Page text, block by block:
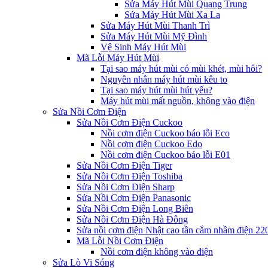
Sửa Máy Hút Mùi Quang Trung
Sửa Máy Hút Mùi Xa La
Sửa Máy Hút Mùi Thanh Trì
Sửa Máy Hút Mùi Mỹ Đình
Vệ Sinh Máy Hút Mùi
Mã Lỗi Máy Hút Mùi
Tại sao máy hút mùi có mùi khét, mùi hôi?
Nguyên nhân máy hút mùi kêu to
Tại sao máy hút mùi hút yếu?
Máy hút mùi mất nguồn, không vào điện
Sửa Nồi Cơm Điện
Sửa Nồi Cơm Điện Cuckoo
Nồi cơm điện Cuckoo báo lỗi Eco
Nồi cơm điện Cuckoo Edo
Nồi cơm điện Cuckoo báo lỗi E01
Sửa Nồi Cơm Điện Tiger
Sửa Nồi Cơm Điện Toshiba
Sửa Nồi Cơm Điện Sharp
Sửa Nồi Cơm Điện Panasonic
Sửa Nồi Cơm Điện Long Biên
Sửa Nồi Cơm Điện Hà Đông
Sửa nồi cơm điện Nhật cao tần cắm nhầm điện
Mã Lỗi Nồi Cơm Điện
Nồi cơm điện không vào điện
Sửa Lò Vi Sóng